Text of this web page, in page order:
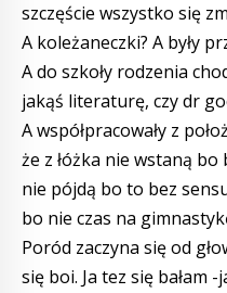
szczęście wszystko się
A koleżaneczki? A były
A do szkoły rodzenia
jakąś literaturę, czy dr
A współpracowały z
że z łóżka nie wstaną
nie pójdą bo to bez
bo nie czas na
Poród zaczyna się od
się boi. Ja tez się bałam